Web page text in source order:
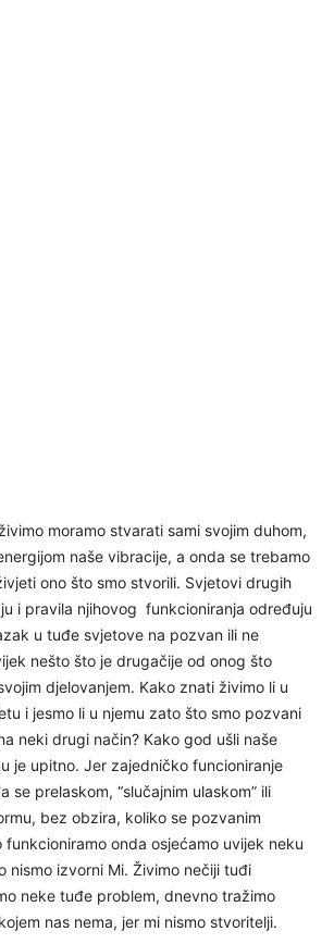
moramo stvarati sami svojim duhom,
naše vibracije, a onda se trebamo
ono što smo stvorili. Svjetovi drugih
i pravila njihovog funkcioniranja određuju
u tuđe svjetove na pozvan ili ne
nešto što je drugačije od onog što
djelovanjem. Kako znati živimo li u
i jesmo li u njemu zato što smo pozvani
neki drugi način? Kako god ušli naše
je upitno. Jer zajedničko funcioniranje
se prelaskom, “slučajnim ulaskom” ili
bez obzira, koliko se pozvanim
onda osjećamo uvijek neku
nismo izvorni Mi. Živimo nečiji tuđi
neke tuđe problem, dnevno tražimo
nas nema, jer mi nismo stvoritelji.